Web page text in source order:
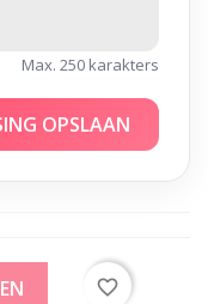
Max. 250 karakters
OPSLAAN
favorite_border